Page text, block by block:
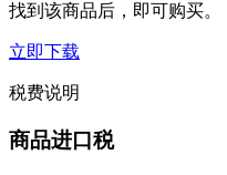
找到该商品后，即可购买。
立即下载
税费说明
商品进口税